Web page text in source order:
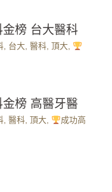
榜 台大醫科
, 台大, 醫科, 頂大,
榜 高醫牙醫
, 醫科, 頂大,
成功高